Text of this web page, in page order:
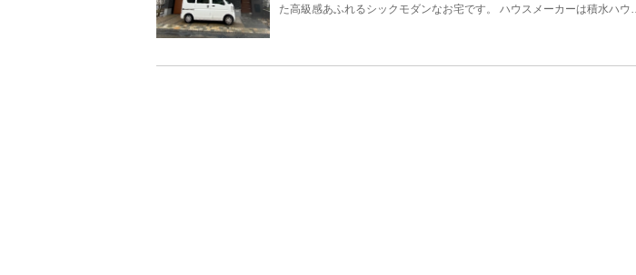
た高級感あふれるシックモダンなお宅です。 ハウスメーカーは積水ハウ…